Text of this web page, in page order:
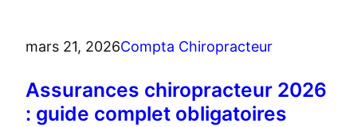
mars 21, 2026Compta Chiropracteur
Assurances chiropracteur 2026
: guide complet obligatoires